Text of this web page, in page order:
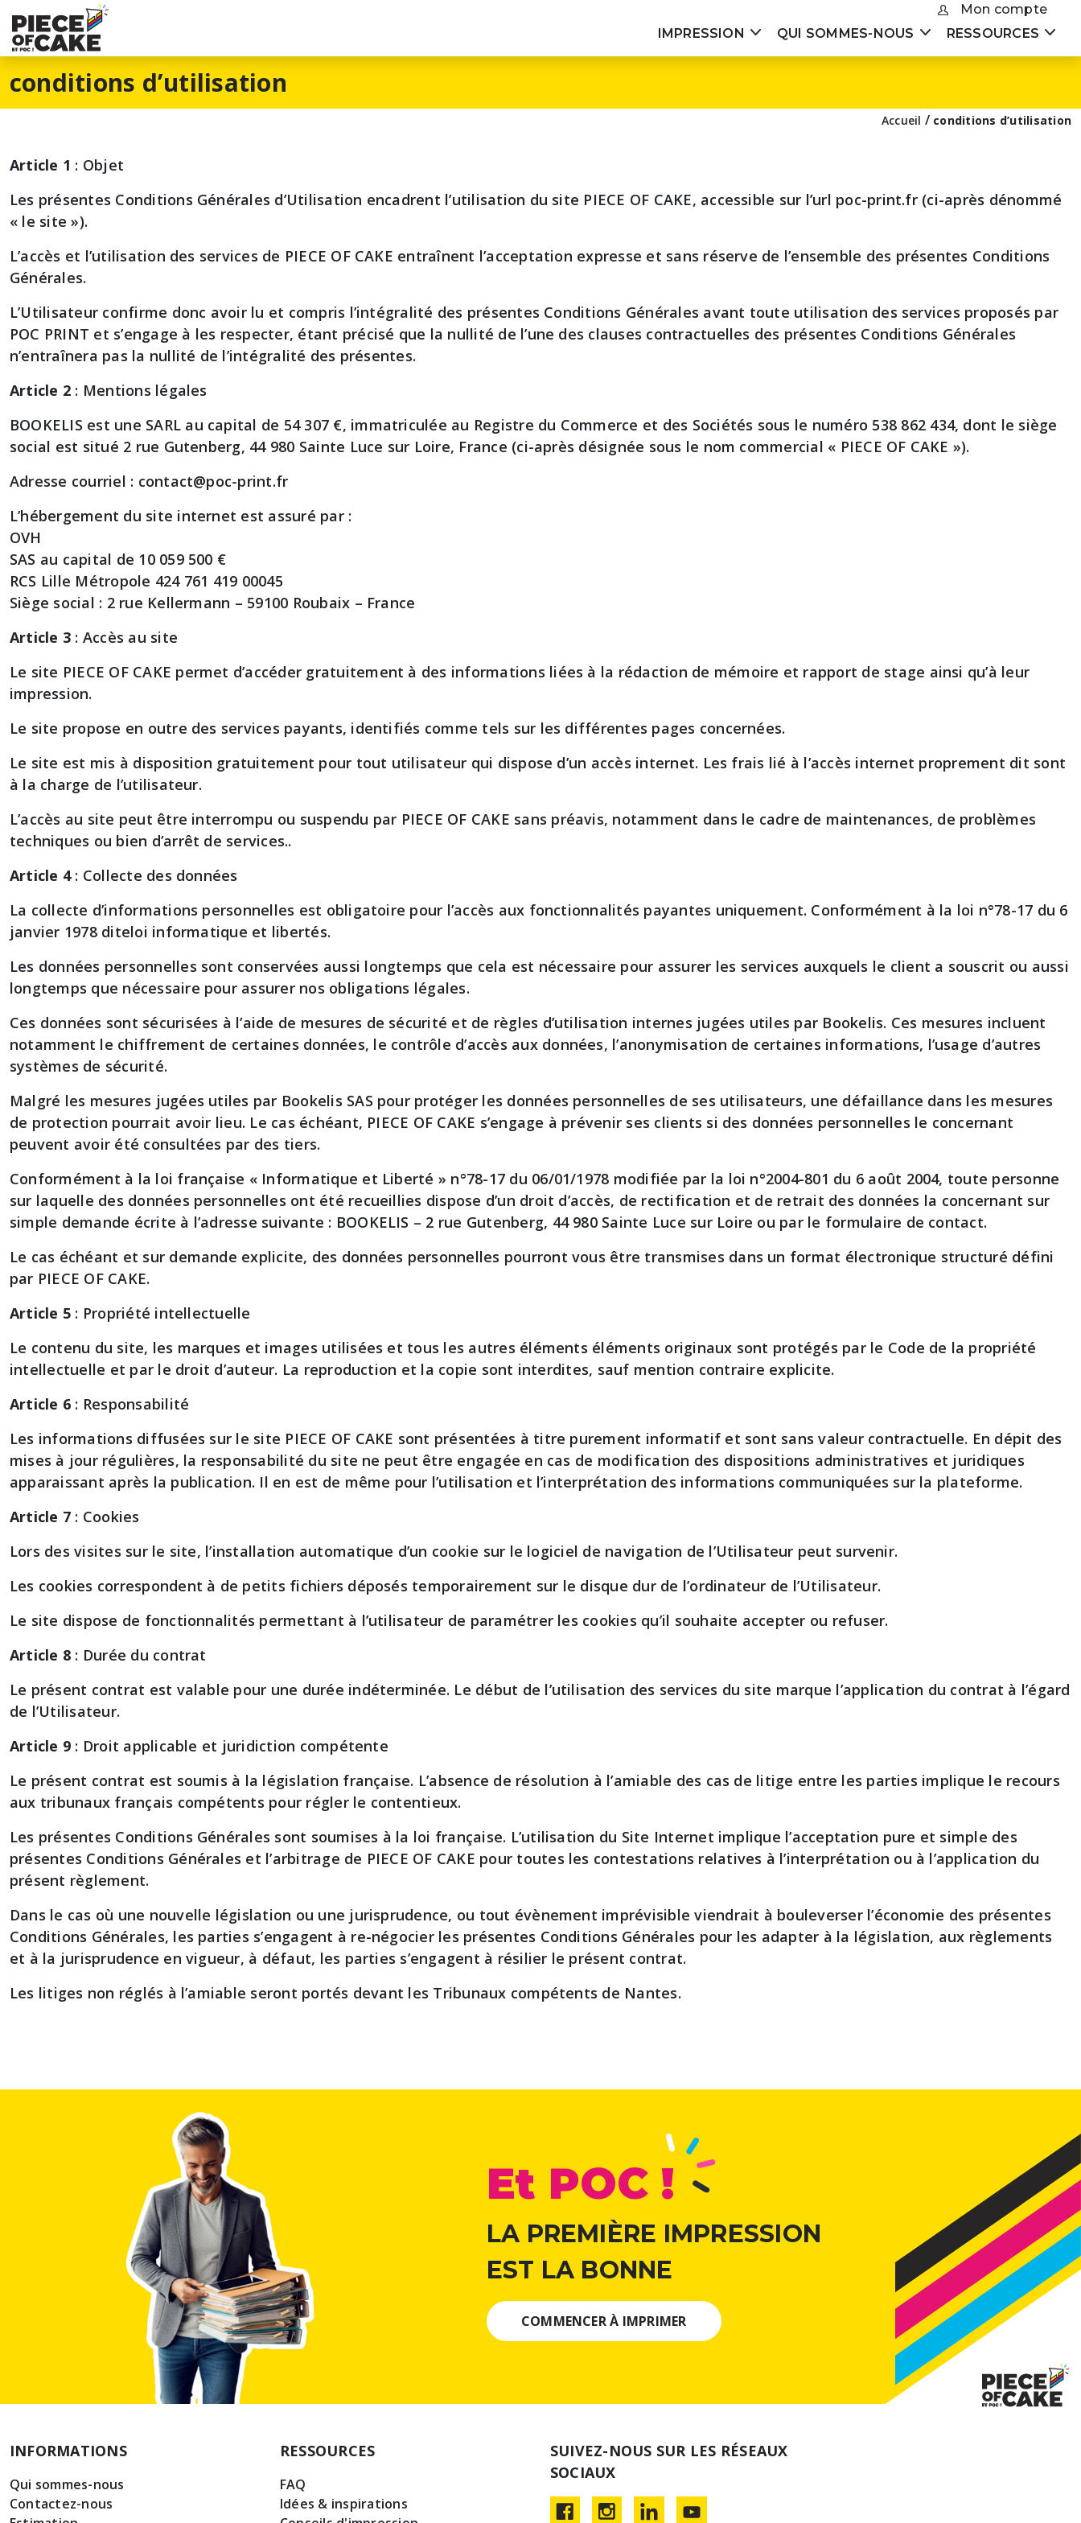
Mon compte
IMPRESSION
Ouvrages institutionnels, livres
évènements, catalogues d'exposition...
coût de votre impression ?
Fabriquer en France fait partie de nos
engagements.
QUI SOMMES-NOUS
Protection des
Imprimer à Nantes
RESSOURCES
Livres Institutionnels
conditions d’utilisation
Accueil / conditions d’utilisation
Article 1 : Objet
Les présentes Conditions Générales d’Utilisation encadrent l’utilisation du site PIECE OF CAKE, accessible sur l’url poc-print.fr (ci-après dénommé
« le site »).
L’accès et l’utilisation des services de PIECE OF CAKE entraînent l’acceptation expresse et sans réserve de l’ensemble des présentes Conditions
Générales.
L’Utilisateur confirme donc avoir lu et compris l’intégralité des présentes Conditions Générales avant toute utilisation des services proposés par
POC PRINT et s’engage à les respecter, étant précisé que la nullité de l’une des clauses contractuelles des présentes Conditions Générales
n’entraînera pas la nullité de l’intégralité des présentes.
Article 2 : Mentions légales
BOOKELIS est une SARL au capital de 54 307 €, immatriculée au Registre du Commerce et des Sociétés sous le numéro 538 862 434, dont le siège
social est situé 2 rue Gutenberg, 44 980 Sainte Luce sur Loire, France (ci-après désignée sous le nom commercial « PIECE OF CAKE »).
Adresse courriel : contact@poc-print.fr
L’hébergement du site internet est assuré par :
OVH
SAS au capital de 10 059 500 €
RCS Lille Métropole 424 761 419 00045
Siège social : 2 rue Kellermann – 59100 Roubaix – France
Article 3 : Accès au site
Le site PIECE OF CAKE permet d’accéder gratuitement à des informations liées à la rédaction de mémoire et rapport de stage ainsi qu’à leur
impression.
Le site propose en outre des services payants, identifiés comme tels sur les différentes pages concernées.
Le site est mis à disposition gratuitement pour tout utilisateur qui dispose d’un accès internet. Les frais lié à l’accès internet proprement dit sont
à la charge de l’utilisateur.
L’accès au site peut être interrompu ou suspendu par PIECE OF CAKE sans préavis, notamment dans le cadre de maintenances, de problèmes
techniques ou bien d’arrêt de services..
Article 4: Collecte des données
La collecte d’informations personnelles est obligatoire pour l’accès aux fonctionnalités payantes uniquement. Conformément à la loi n°78-17 du 6
janvier 1978 diteloi informatique et libertés.
Les données personnelles sont conservées aussi longtemps que cela est nécessaire pour assurer les services auxquels le client a souscrit ou aussi
longtemps que nécessaire pour assurer nos obligations légales.
Ces données sont sécurisées à l’aide de mesures de sécurité et de règles d’utilisation internes jugées utiles par Bookelis. Ces mesures incluent
notamment le chiffrement de certaines données, le contrôle d’accès aux données, l’anonymisation de certaines informations, l’usage d’autres
systèmes de sécurité.
Malgré les mesures jugées utiles par Bookelis SAS pour protéger les données personnelles de ses utilisateurs, une défaillance dans les mesures
de protection pourrait avoir lieu. Le cas échéant, PIECE OF CAKE s’engage à prévenir ses clients si des données personnelles le concernant
peuvent avoir été consultées par des tiers.
Conformément à la loi française « Informatique et Liberté » n°78-17 du 06/01/1978 modifiée par la loi n°2004-801 du 6 août 2004, toute personne
sur laquelle des données personnelles ont été recueillies dispose d’un droit d’accès, de rectification et de retrait des données la concernant sur
simple demande écrite à l’adresse suivante : BOOKELIS – 2 rue Gutenberg, 44 980 Sainte Luce sur Loire ou par le formulaire de contact.
Le cas échéant et sur demande explicite, des données personnelles pourront vous être transmises dans un format électronique structuré défini
par PIECE OF CAKE.
Article 5 : Propriété intellectuelle
Le contenu du site, les marques et images utilisées et tous les autres éléments éléments originaux sont protégés par le Code de la propriété
intellectuelle et par le droit d’auteur. La reproduction et la copie sont interdites, sauf mention contraire explicite.
Article 6 : Responsabilité
Les informations diffusées sur le site PIECE OF CAKE sont présentées à titre purement informatif et sont sans valeur contractuelle. En dépit des
mises à jour régulières, la responsabilité du site ne peut être engagée en cas de modification des dispositions administratives et juridiques
apparaissant après la publication. Il en est de même pour l’utilisation et l’interprétation des informations communiquées sur la plateforme.
Article 7 : Cookies
Lors des visites sur le site, l’installation automatique d’un cookie sur le logiciel de navigation de l’Utilisateur peut survenir.
Les cookies correspondent à de petits fichiers déposés temporairement sur le disque dur de l’ordinateur de l’Utilisateur.
Le site dispose de fonctionnalités permettant à l’utilisateur de paramétrer les cookies qu’il souhaite accepter ou refuser.
Article 8 : Durée du contrat
Le présent contrat est valable pour une durée indéterminée. Le début de l’utilisation des services du site marque l’application du contrat à l’égard
de l’Utilisateur.
Article 9 : Droit applicable et juridiction compétente
Le présent contrat est soumis à la législation française. L’absence de résolution à l’amiable des cas de litige entre les parties implique le recours
aux tribunaux français compétents pour régler le contentieux.
Les présentes Conditions Générales sont soumises à la loi française. L’utilisation du Site Internet implique l’acceptation pure et simple des
présentes Conditions Générales et l’arbitrage de PIECE OF CAKE pour toutes les contestations relatives à l’interprétation ou à l’application du
présent règlement.
Dans le cas où une nouvelle législation ou une jurisprudence, ou tout évènement imprévisible viendrait à bouleverser l’économie des présentes
Conditions Générales, les parties s’engagent à re-négocier les présentes Conditions Générales pour les adapter à la législation, aux règlements
et à la jurisprudence en vigueur, à défaut, les parties s’engagent à résilier le présent contrat.
Les litiges non réglés à l’amiable seront portés devant les Tribunaux compétents de Nantes.
Et POC !
LA PREMIÈRE IMPRESSION
EST LA BONNE
COMMENCER À IMPRIMER
INFORMATIONS
Qui sommes-nous
Contactez-nous
RESSOURCES
FAQ
Idées & inspirations
SUIVEZ-NOUS SUR LES RÉSEAUX
SOCIAUX